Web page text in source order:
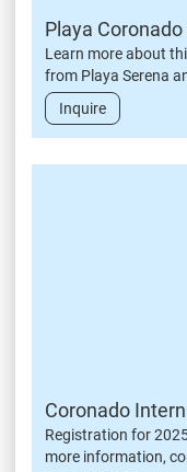
Playa
Learn more about
from Playa Serena
Inquire
Coronado
Registration for
more information,